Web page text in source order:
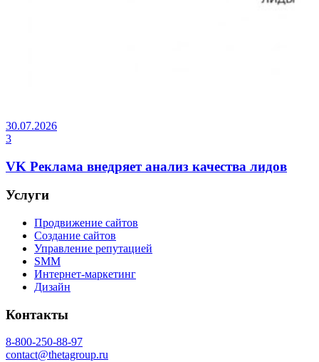
30.07.2026
3
VK Реклама внедряет анализ качества лидов
Услуги
Продвижение сайтов
Создание сайтов
Управление репутацией
SMM
Интернет-маркетинг
Дизайн
Контакты
8-800-250-88-97
contact@thetagroup.ru